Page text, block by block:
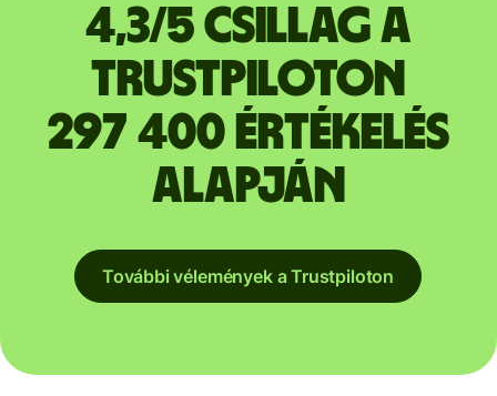
4,3/5 csillag a
Trustpiloton
297 400 értékelés
alapján
További vélemények a Trustpiloton